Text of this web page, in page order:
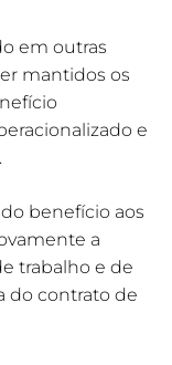
em outras
mantidos os
e
benefício aos
a
trabalho e de
do contrato de